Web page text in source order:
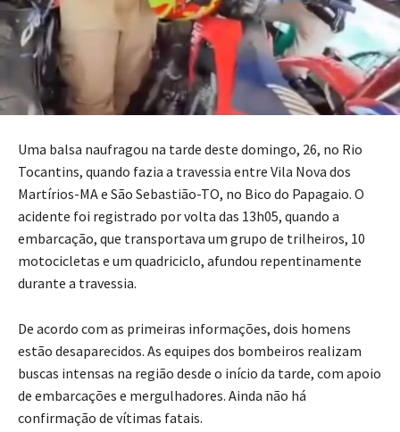
Uma balsa naufragou na tarde deste domingo, 26, no Rio
Tocantins, quando fazia a travessia entre Vila Nova dos
Martírios-MA e São Sebastião-TO, no Bico do Papagaio. O
acidente foi registrado por volta das 13h05, quando a
embarcação, que transportava um grupo de trilheiros, 10
motocicletas e um quadriciclo, afundou repentinamente
durante a travessia.
De acordo com as primeiras informações, dois homens
estão desaparecidos. As equipes dos bombeiros realizam
buscas intensas na região desde o início da tarde, com apoio
de embarcações e mergulhadores. Ainda não há
confirmação de vítimas fatais.